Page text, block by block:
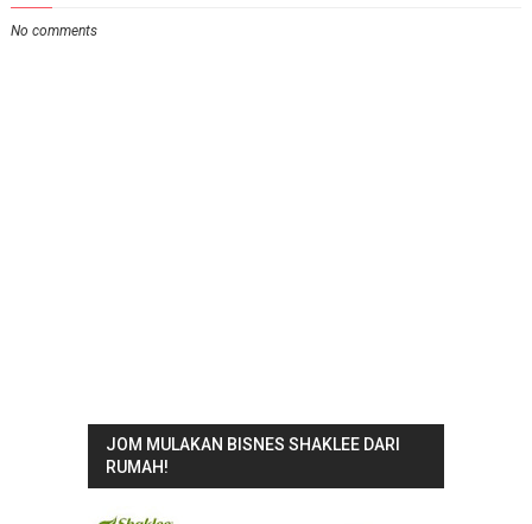
No comments
JOM MULAKAN BISNES SHAKLEE DARI
RUMAH!